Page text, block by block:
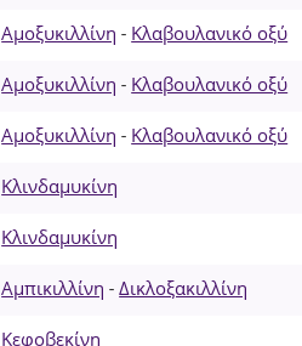
Αμοξυκιλλίνη - Κλαβουλανικό οξύ
Αμοξυκιλλίνη - Κλαβουλανικό οξύ
Αμοξυκιλλίνη - Κλαβουλανικό οξύ
Κλινδαμυκίνη
Κλινδαμυκίνη
Αμπικιλλίνη -Δικλοξακιλλίνη
Κεφοβεκίνη